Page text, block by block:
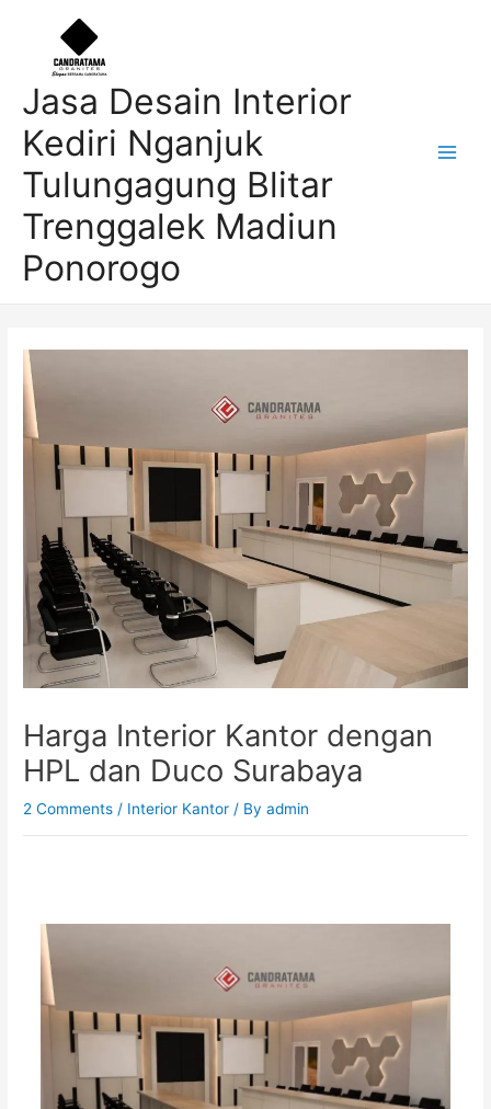
Jasa Desain Interior
Kediri Nganjuk
Tulungagung Blitar
Trenggalek Madiun
Ponorogo
Harga Interior Kantor dengan
HPL dan Duco Surabaya
2 Comments / Interior Kantor / Byadmin
navigation